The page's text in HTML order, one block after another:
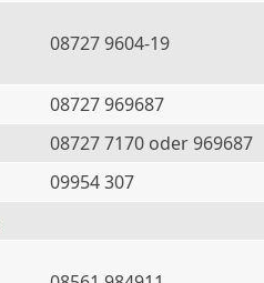
08727 9604-19
08727 969687
08727 7170 oder 969687
09954 307